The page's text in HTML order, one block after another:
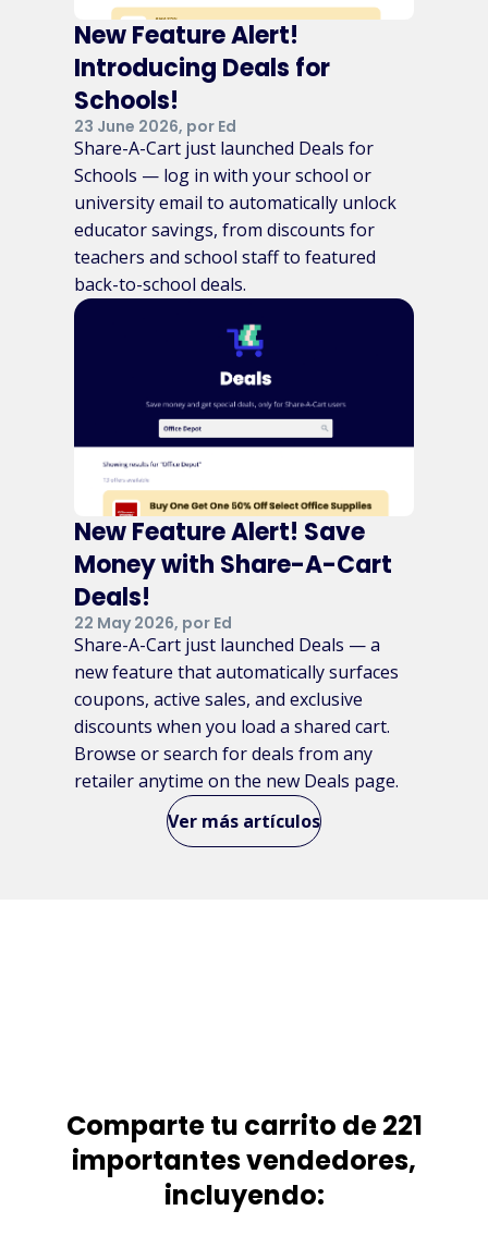
New Feature Alert!
Introducing Deals for
Schools!
23 June 2026, por Ed
Share-A-Cart just launched Deals for
Schools — log in with your school or
university email to automatically unlock
educator savings, from discounts for
teachers and school staff to featured
back-to-school deals.
New Feature Alert! Save
Money with Share-A-Cart
Deals!
22 May 2026, por Ed
Share-A-Cart just launched Deals — a
new feature that automatically surfaces
coupons, active sales, and exclusive
discounts when you load a shared cart.
Browse or search for deals from any
retailer anytime on the new Deals page.
Ver más artículos
Comparte tu carrito de 221
importantes vendedores,
incluyendo: